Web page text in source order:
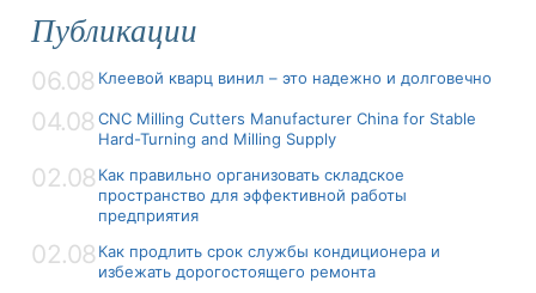
Публикации
06.08 Клеевой кварц винил – это надежно и долговечно
04.08 CNC Milling Cutters Manufacturer China for Stable
Hard-Turning and Milling Supply
02.08 Как правильно организовать складское
пространство для эффективной работы
предприятия
02.08 Как продлить срок службы кондиционера и
избежать дорогостоящего ремонта